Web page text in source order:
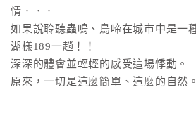
特
色
民
宿
情．．．
如果說聆聽蟲鳴、鳥啼在城市中是一
湖樣189一趟！！
深深的體會並輕輕的感受這場悸動。
原來，一切是這麼簡單、這麼的自然。